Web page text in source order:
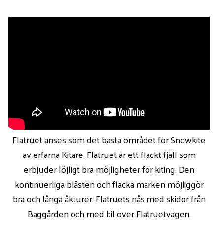
Flatruet anses som det bästa området för Snowkite
av erfarna Kitare. Flatruet är ett flackt fjäll som
erbjuder löjligt bra möjligheter för kiting. Den
kontinuerliga blåsten och flacka marken möjliggör
bra och långa åkturer. Flatruets nås med skidor från
Baggården och med bil över Flatruetvägen.